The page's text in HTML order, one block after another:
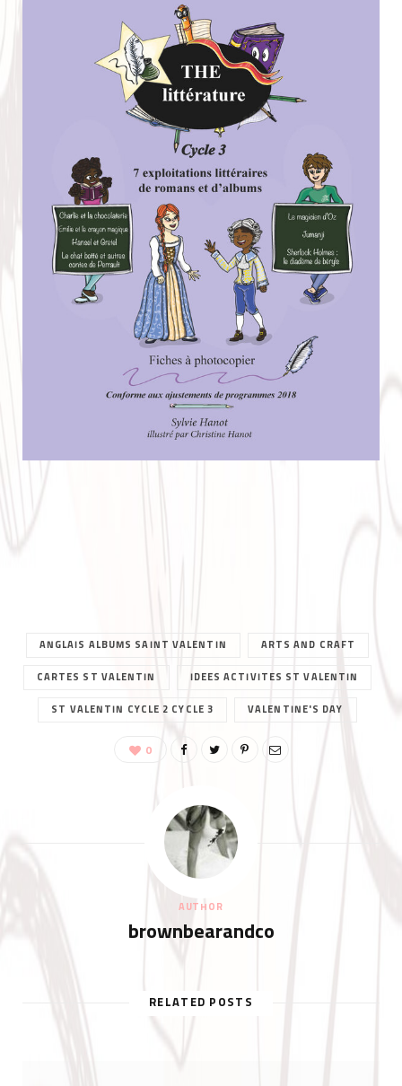
ANGLAIS ALBUMS SAINT VALENTIN ARTS AND CRAFT
CARTES ST VALENTIN IDEES ACTIVITES ST VALENTIN
ST VALENTIN CYCLE 2 CYCLE 3 VALENTINE'S DAY
0
AUTHOR
brownbearandco
RELATED POSTS